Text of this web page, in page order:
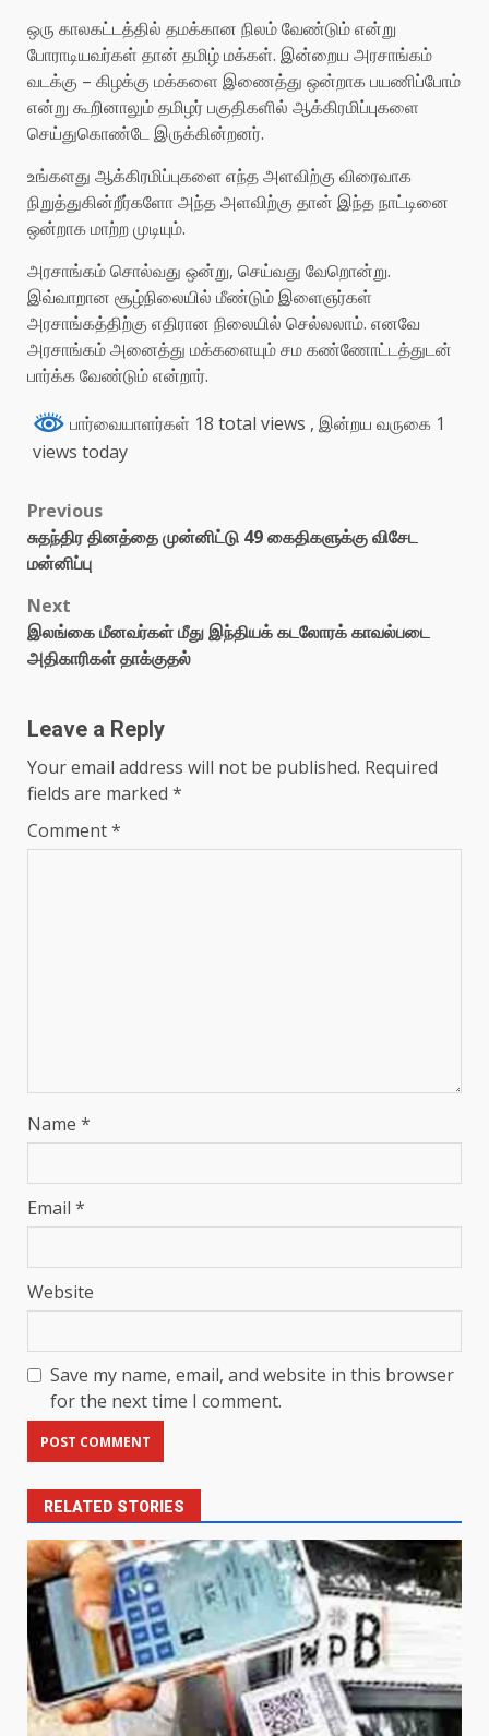
ஒரு காலகட்டத்தில் தமக்கான நிலம் வேண்டும் என்று
போராடியவர்கள் தான் தமிழ் மக்கள். இன்றைய அரசாங்கம்
வடக்கு – கிழக்கு மக்களை இணைத்து ஒன்றாக பயணிப்போம்
என்று கூறினாலும் தமிழர் பகுதிகளில் ஆக்கிரமிப்புகளை
செய்துகொண்டே இருக்கின்றனர்.
உங்களது ஆக்கிரமிப்புகளை எந்த அளவிற்கு விரைவாக
நிறுத்துகின்றீர்களோ அந்த அளவிற்கு தான் இந்த நாட்டினை
ஒன்றாக மாற்ற முடியும்.
அரசாங்கம் சொல்வது ஒன்று, செய்வது வேறொன்று.
இவ்வாறான சூழ்நிலையில் மீண்டும் இளைஞர்கள்
அரசாங்கத்திற்கு எதிரான நிலையில் செல்லலாம். எனவே
அரசாங்கம் அனைத்து மக்களையும் சம கண்ணோட்டத்துடன்
பார்க்க வேண்டும் என்றார்.
பார்வையாளர்கள் 18 total views , இன்றய வருகை 1
views today
Previous
சுதந்திர தினத்தை முன்னிட்டு 49 கைதிகளுக்கு விசேட
மன்னிப்பு
Next
இலங்கை மீனவர்கள் மீது இந்தியக் கடலோரக் காவல்படை
அதிகாரிகள் தாக்குதல்
Leave a Reply
Your email address will not be published. Required
fields are marked *
Comment*
Name *
Email *
Website
Save my name, email, and website in this browser
for the next time I comment.
RELATED STORIES